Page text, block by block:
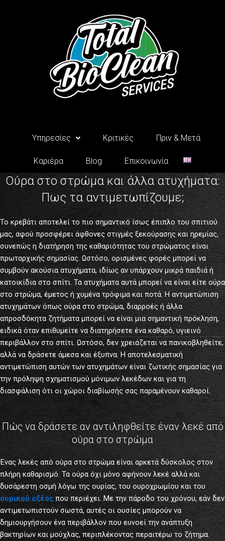
Υπηρεσίες Κριτικές Πριν & Μετά
Καριέρα Blog Επικοινωνία
Ούρα στο στρώμα και άλλα ατυχήματα:
Πως τα αντιμετωπίζουμε;
Το κρεβάτι αποτελεί το πιο σημαντικό ίσως έπιπλο του σπιτιού
μας, αφού προσφέρει άφθονες στιγμές ξεκούρασης και ηρεμίας,
συνεπώς η διατήρηση της καθαριότητας του στρώματος είναι
πρωταρχικής σημασίας. Ωστόσο, ορισμένες φορές μπορεί να
συμβούν ακούσια ατυχήματα, ιδίως αν υπάρχουν μικρά παιδιά ή
κατοικίδια στο σπίτι. Τα ατυχήματα αυτά μπορεί να είναι είτε ούρα
στο στρώμα, έμετος ή χυμένα τρόφιμα και ποτά. Η αντιμετώπιση
ατυχημάτων όπως ούρα στο στρώμα, διαρροές ή άλλα
απροσδόκητα ζητήματα μπορεί να είναι μια σημαντική πρόκληση,
ειδικά όταν επιθυμείτε να διατηρήσετε ένα καθαρό, υγιεινό
περιβάλλον στο σπίτι. Ωστόσο, δεν χρειάζεται να πανικοβληθείτε,
αλλά να δράσετε άμεσα και έξυπνα. Η αποτελεσματική
αντιμετώπιση αυτών των ατυχημάτων είναι ζωτικής σημασίας για
την πρόληψη σχηματισμού μόνιμων λεκέδων και για τη
διασφάλιση ότι οι χώροι διαβίωσής σας παραμένουν καθαροί.
Πώς να δράσετε αν αντιληφθείτε έναν λεκέ από
ούρα στο στρώμα
Ένας λεκές από ούρα στο στρώμα είναι αρκετά δύσκολος στον
πλήρη καθαρισμό. Τα ούρα όχι μόνο αφήνουν λεκέ αλλά και
δυσάρεστη οσμή λόγω της ουρίας, του ουροχρωμίου και του
ουρικού οξέος που περιέχει. Με την πάροδο του χρόνου, εάν δεν
αντιμετωπιστούν σωστά, αυτές οι ουσίες μπορούν να
δημιουργήσουν ένα περιβάλλον που ευνοεί την ανάπτυξη
βακτηρίων και μούχλας, περιπλέκοντας περαιτέρω το ζήτημα.